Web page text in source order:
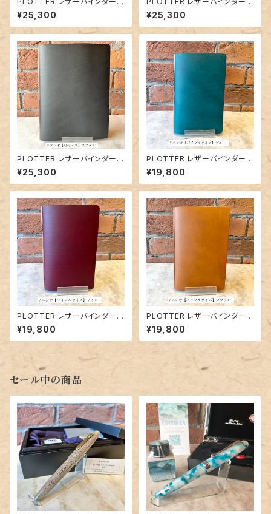
012「リスシオ（ブルー）」A5サイ
ズ／6穴リング
¥25,300
012「リスシオ（ブラウン）」A5サ
イズ／6穴リング
¥25,300
PLOTTER レザーバインダー5
012「リスシオ（ブラック）」A5サ
イズ／6穴リング
¥25,300
PLOTTER レザーバインダー5
012「リスシオ（ブルー）」バイブ
ルサイズ／6穴リング
¥19,800
PLOTTER レザーバインダー5
012「リスシオ（ワイン）」バイブ
ルサイズ／6穴リング
¥19,800
PLOTTER レザーバインダー5
012「リスシオ（ブラウン）」バイブ
ルサイズ／6穴リング
¥19,800
セール中の商品